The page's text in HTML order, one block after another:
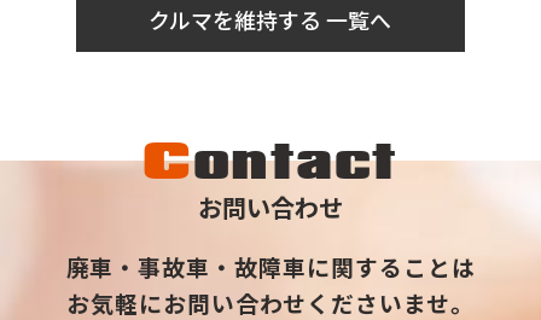
クルマを維持する 一覧へ
Contact
お問い合わせ
廃車・事故車・故障車に関することは
お気軽にお問い合わせくださいませ。